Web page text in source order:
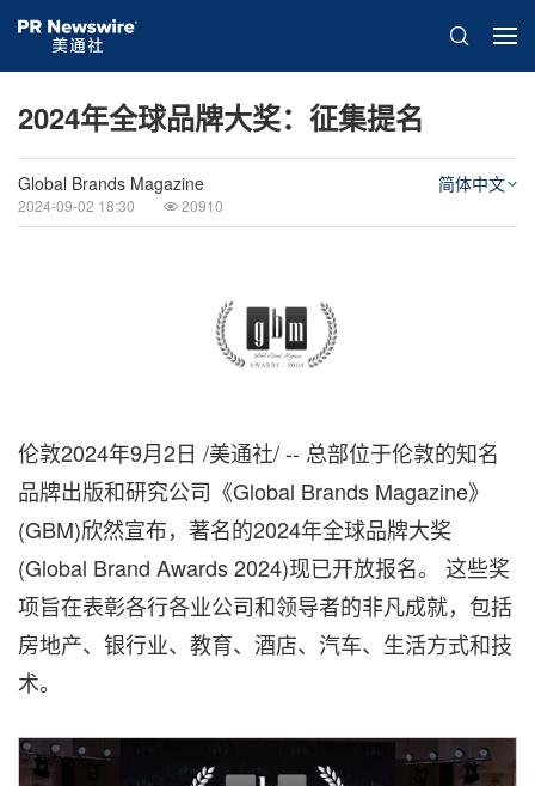
2024年全球品牌大奖：征集提名
Global Brands Magazine
2024-09-02 18:30 20910
简体中文
伦敦2024年9月2日 /美通社/ -- 总部位于伦敦的知名
品牌出版和研究公司《Global Brands Magazine》
(GBM)欣然宣布，著名的2024年全球品牌大奖
(Global Brand Awards 2024)现已开放报名。 这些奖
项旨在表彰各行各业公司和领导者的非凡成就，包括
房地产、银行业、教育、酒店、汽车、生活方式和技
术。